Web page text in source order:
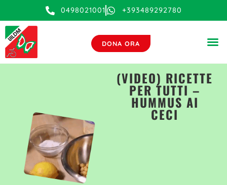
0498021001 +393489292780
DONA ORA
(VIDEO) RICETTE
PER TUTTI –
HUMMUS AI
CECI